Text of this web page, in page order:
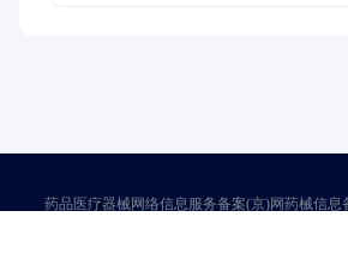
药品医疗器械网络信息服务备案(京)网药械信息